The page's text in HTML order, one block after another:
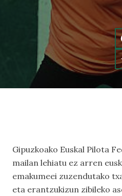
Gipuzkoako Euskal Pilota
mailan lehiatu ez arren
emakumeei zuzendutako
eta erantzukizun zibileko